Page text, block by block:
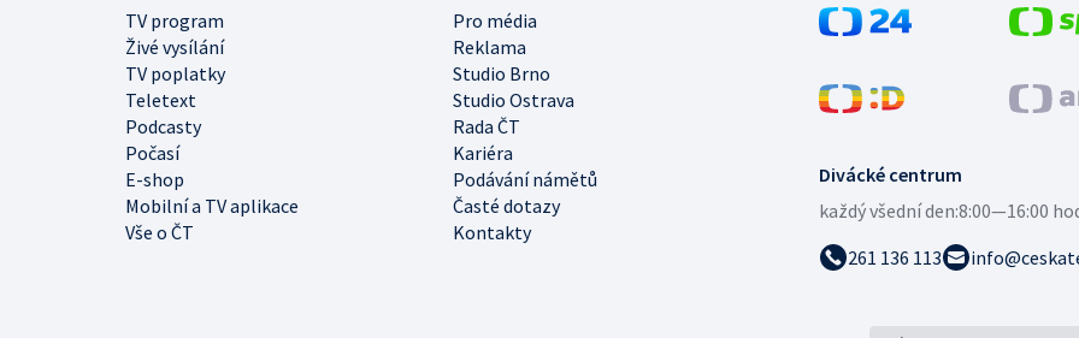
Divácké centrum
každý všední den:8:00—16:00
261 136 113
TV program
Pro média
Živé vysílání
Reklama
TV poplatky
Studio Brno
Teletext
Studio Ostrava
Podcasty
Rada ČT
Počasí
Kariéra
E-shop
Podávání námětů
Mobilní a TV aplikace
Časté dotazy
Vše o ČT
Kontakty